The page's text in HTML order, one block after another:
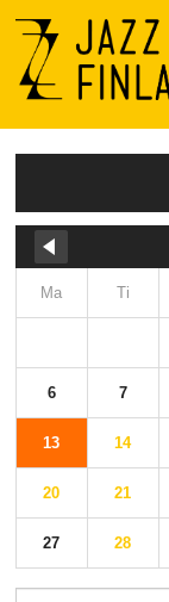
Menu
Ma Ti
6 7
13 14
20 21
27 28